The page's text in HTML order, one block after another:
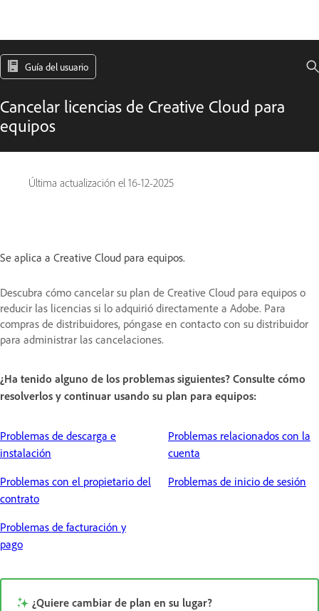
Guía del usuario
Cancelar licencias de Creative Cloud para
equipos
Última actualización el 16-12-2025
Se aplica a Creative Cloud para equipos.
Descubra cómo cancelar su plan de Creative Cloud para equipos o
reducir las licencias si lo adquirió directamente a Adobe. Para
compras de distribuidores, póngase en contacto con su distribuidor
para administrar las cancelaciones.
¿Ha tenido alguno de los problemas siguientes? Consulte cómo
resolverlos y continuar usando su plan para equipos:
Problemas de descarga e
instalación
Problemas con el propietario del
contrato
Problemas de facturación y
pago
Problemas relacionados con la
cuenta
Problemas de inicio de sesión
¿Quiere cambiar de plan en su lugar?